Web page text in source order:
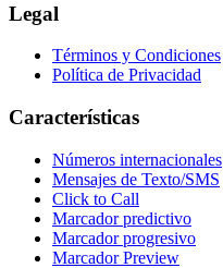
Legal
Términos y Condiciones
Política de Privacidad
Características
Números internacionales
Mensajes de Texto/SMS
Click to Call
Marcador predictivo
Marcador progresivo
Marcador Preview